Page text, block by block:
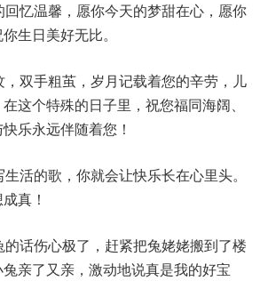
忆温馨，愿你今天的梦甜在心，愿你
生日美好无比。
双手粗茧，岁月记载着您的辛劳，儿
这个特殊的日子里，祝您福同海阔、
乐永远伴随着您！
活的歌，你就会让快乐长在心里头。
真！
话伤心极了，赶紧把兔姥姥搬到了楼
亲了又亲，激动地说真是我的好宝